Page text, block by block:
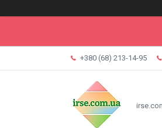
+380 (68) 213-14-95